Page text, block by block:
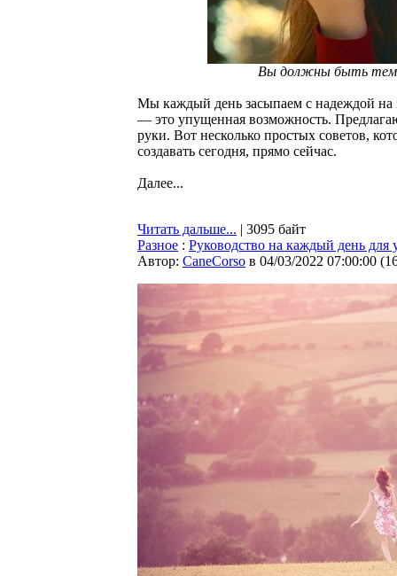
Вы должны быть тем
Мы каждый день засыпаем с надеждой
— это упущенная возможность. Предлагаю
руки. Вот несколько простых советов,
создавать сегодня, прямо сейчас.
Далее...
Читать дальше... | 3095 байт
Разное : Руководство на каждый день
Автор: CaneCorso в 04/03/2022 07:00:00 (